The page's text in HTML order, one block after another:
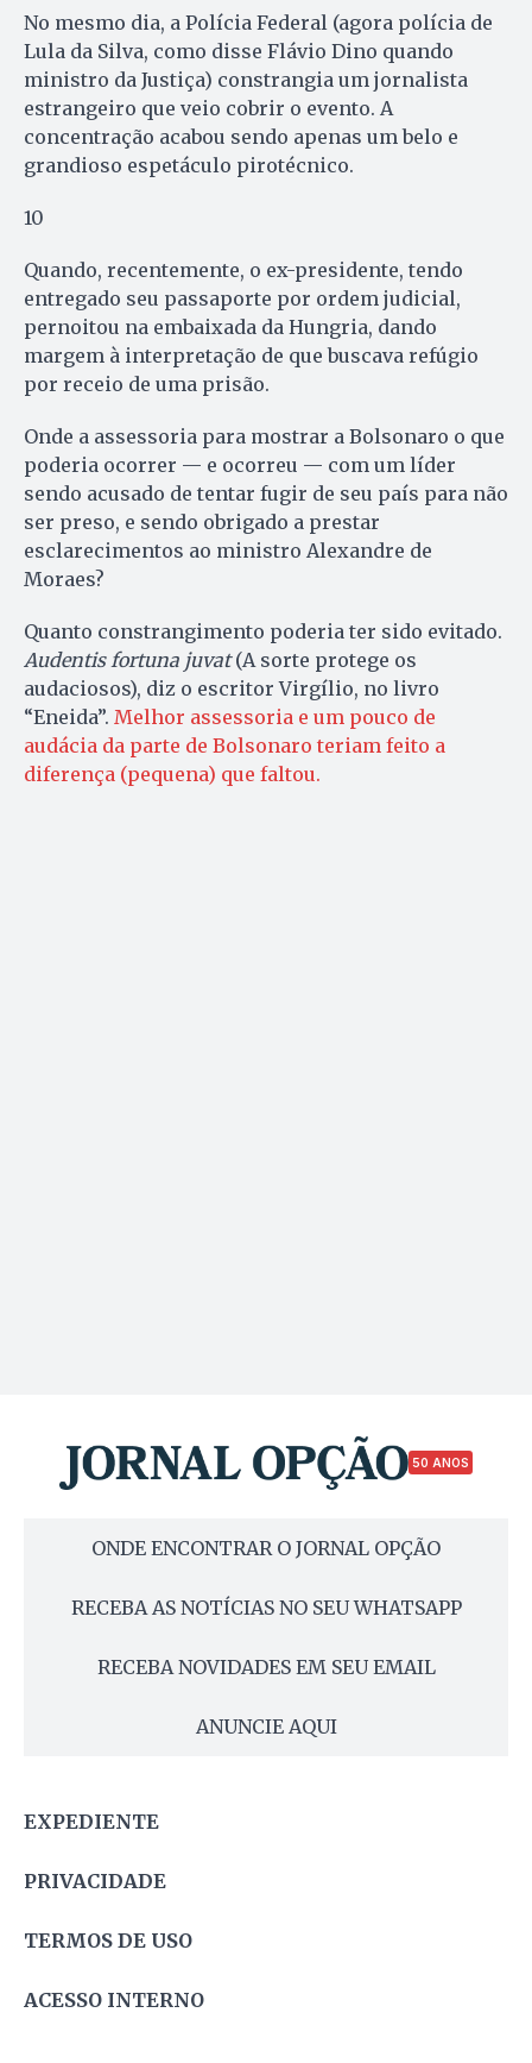
No mesmo dia, a Polícia Federal (agora polícia de
Lula da Silva, como disse Flávio Dino quando
ministro da Justiça) constrangia um jornalista
estrangeiro que veio cobrir o evento. A
concentração acabou sendo apenas um belo e
grandioso espetáculo pirotécnico.
10
Quando, recentemente, o ex-presidente, tendo
entregado seu passaporte por ordem judicial,
pernoitou na embaixada da Hungria, dando
margem à interpretação de que buscava refúgio
por receio de uma prisão.
Onde a assessoria para mostrar a Bolsonaro o que
poderia ocorrer — e ocorreu — com um líder
sendo acusado de tentar fugir de seu país para não
ser preso, e sendo obrigado a prestar
esclarecimentos ao ministro Alexandre de
Moraes?
Quanto constrangimento poderia ter sido evitado.
Audentis fortuna juvat(A sorte protege os
audaciosos), diz o escritor Virgílio, no livro
“Eneida”. Melhor assessoria e um pouco de
audácia da parte de Bolsonaro teriam feito a
diferença (pequena) que faltou.
50 ANOS
ONDE ENCONTRAR O JORNAL OPÇÃO
RECEBA AS NOTÍCIAS NO SEU WHATSAPP
RECEBA NOVIDADES EM SEU EMAIL
ANUNCIE AQUI
EXPEDIENTE
PRIVACIDADE
TERMOS DE USO
ACESSO INTERNO